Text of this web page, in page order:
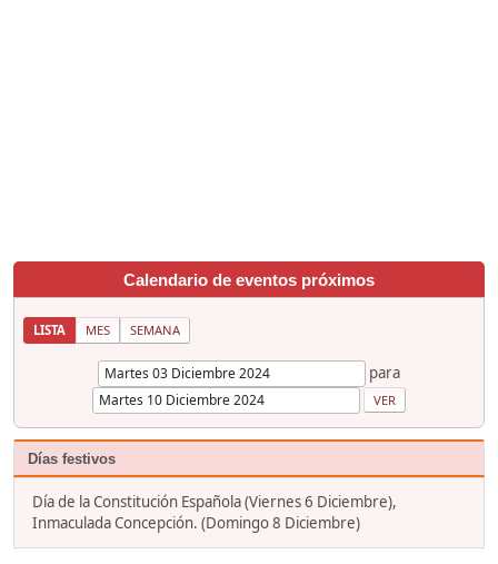
Calendario de eventos próximos
LISTA MES SEMANA
para
Días festivos
Día de la Constitución Española (Viernes 6 Diciembre),
Inmaculada Concepción. (Domingo 8 Diciembre)